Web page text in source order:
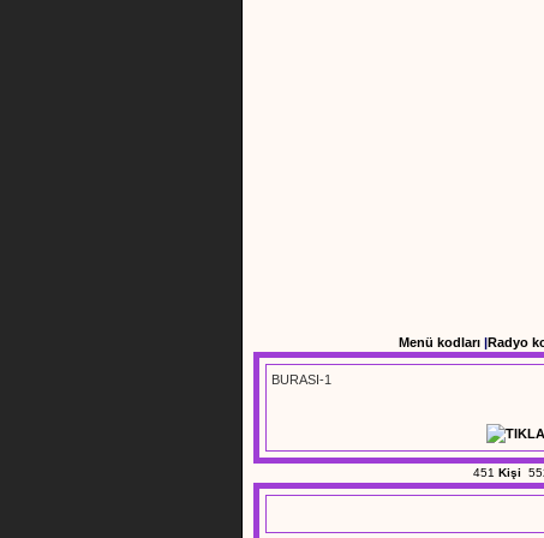
Menü kodları |Radyo
BURASI-1
451 Kişi